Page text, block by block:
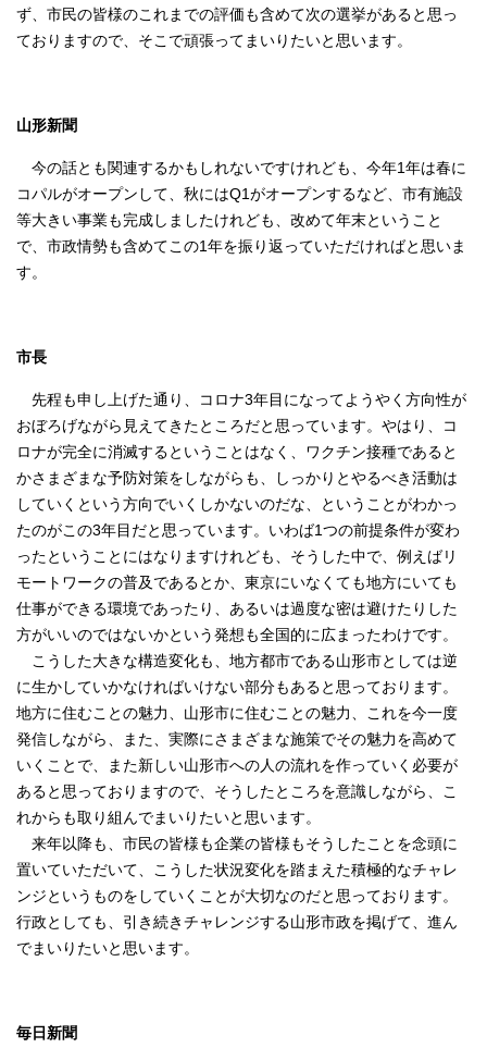
ず、市民の皆様のこれまでの評価も含めて次の選挙があると思っ
ておりますので、そこで頑張ってまいりたいと思います。
山形新聞
今の話とも関連するかもしれないですけれども、今年1年は春に
コパルがオープンして、秋にはQ1がオープンするなど、市有施設
等大きい事業も完成しましたけれども、改めて年末ということ
で、市政情勢も含めてこの1年を振り返っていただければと思いま
す。
市長
先程も申し上げた通り、コロナ3年目になってようやく方向性が
おぼろげながら見えてきたところだと思っています。やはり、コ
ロナが完全に消滅するということはなく、ワクチン接種であると
かさまざまな予防対策をしながらも、しっかりとやるべき活動は
していくという方向でいくしかないのだな、ということがわかっ
たのがこの3年目だと思っています。いわば1つの前提条件が変わ
ったということにはなりますけれども、そうした中で、例えばリ
モートワークの普及であるとか、東京にいなくても地方にいても
仕事ができる環境であったり、あるいは過度な密は避けたりした
方がいいのではないかという発想も全国的に広まったわけです。
こうした大きな構造変化も、地方都市である山形市としては逆
に生かしていかなければいけない部分もあると思っております。
地方に住むことの魅力、山形市に住むことの魅力、これを今一度
発信しながら、また、実際にさまざまな施策でその魅力を高めて
いくことで、また新しい山形市への人の流れを作っていく必要が
あると思っておりますので、そうしたところを意識しながら、こ
れからも取り組んでまいりたいと思います。
来年以降も、市民の皆様も企業の皆様もそうしたことを念頭に
置いていただいて、こうした状況変化を踏まえた積極的なチャレ
ンジというものをしていくことが大切なのだと思っております。
行政としても、引き続きチャレンジする山形市政を掲げて、進ん
でまいりたいと思います。
毎日新聞